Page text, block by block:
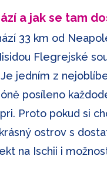
a jak se tam
33 km od
Flegrejské
jedním z
posíleno
Proto pokud si
ostrov s
na Ischii i